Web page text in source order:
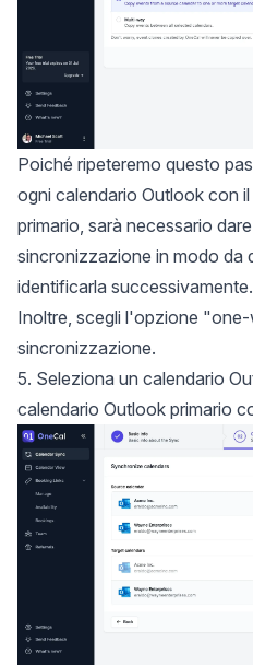
Poiché ripeteremo questo
ogni calendario Outlook con
primario, sarà necessario
sincronizzazione in modo da
identificarla successivamente.
Inoltre, scegli l'opzione
sincronizzazione.
5. Seleziona un calendario
calendario Outlook primario